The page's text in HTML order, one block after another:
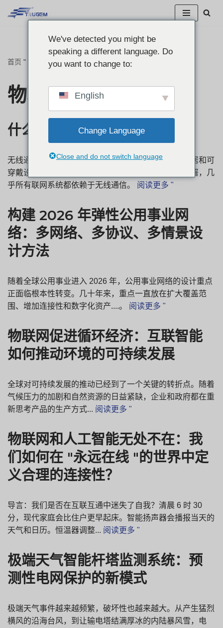
文
首页 " 物联网网关
物联网网关
什么是远距离无线通信？
无线通信已成为现代数字基础设施的基础。从智能家居和可
穿戴设备到智能电网、工业自动化和大规模物联网部署，几
乎所有联网系统都依赖于无线通信。 阅读更多 "
构建 2026 年弹性公用事业网
络：多网络、多协议、多情景设
计方法
随着全球公用事业进入 2026 年，公用事业网络的设计重点
正面临根本性转变。几十年来，重点一直放在扩大覆盖范
围、增加连接性和数字化资产....。 阅读更多 "
物联网促进循环经济：互联智能
如何推动环境的可持续发展
全球对可持续发展的推动已经到了一个关键的转折点。随着
气候压力的加剧和自然资源的日益紧缺，企业和政府都在重
新思考产品的生产方式... 阅读更多 "
物联网和人工智能无处不在：我
们如何在 "永远在线 "的世界中定
义合理的连接性？
导言：我们是否在互联互通中迷失了自我？清晨 6 时 30
分，现代家庭会比住户更早起床。智能扬声器会播报当天的
天气和日历。恒温器调整... 阅读更多 "
极端天气智能杆塔监测系统：预
测性电网保护的新模式
极端天气事件越来越频繁，破坏性也越来越大。从产生猛烈
横风的沿海台风，到让输电塔结满厚冰的内陆暴风雪，电
We've detected you might be
speaking a different language. Do
you want to change to:
English
Change Language
Close and do not switch language